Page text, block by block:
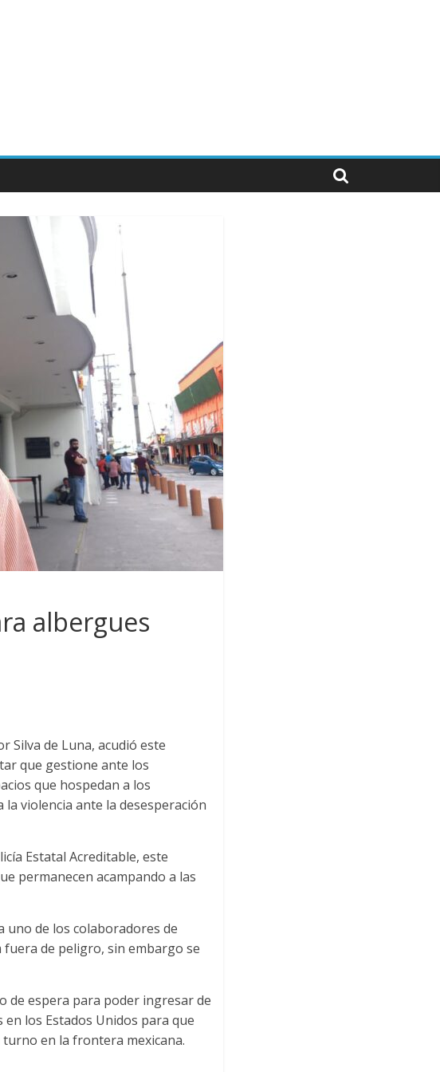
albergues
Silva de Luna, acudió este
que gestione ante los
que hospedan a los
violencia ante la desesperación
Estatal Acreditable, este
permanecen acampando a las
uno de los colaboradores de
fuera de peligro, sin embargo se
de espera para poder ingresar de
los Estados Unidos para que
en la frontera mexicana.